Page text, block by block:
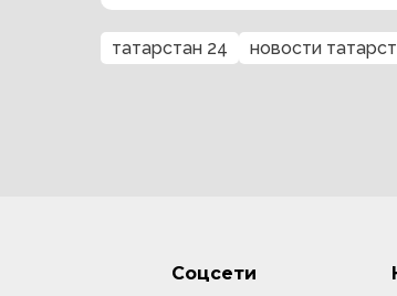
татарстан 24 новости
Соцсети